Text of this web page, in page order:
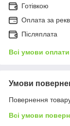
Готівкою
Оплата за
Післяплата
Всі умови оплати
Умови
Повернення
Всі умови